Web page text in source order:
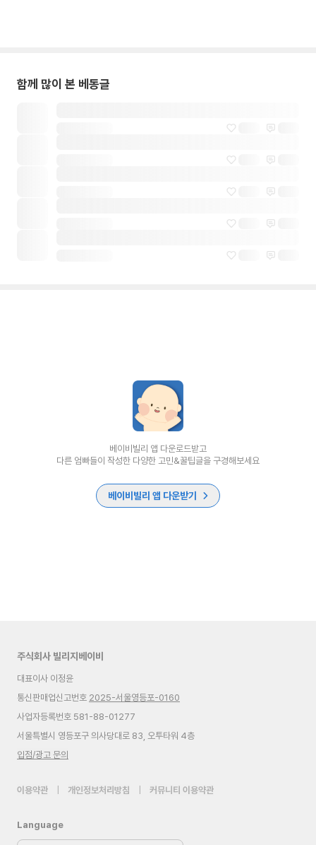
함께 많이 본 베동글
베이비빌리 앱 다운로드받고
다른 엄빠들이 작성한 다양한 고민&꿀팁글을 구경해보세요
베이비빌리 앱 다운받기
주식회사 빌리지베이비
대표이사 이정윤
통신판매업신고번호 2025-서울영등포-0160
사업자등록번호 581-88-01277
서울특별시 영등포구 의사당대로 83, 오투타워 4층
입점/광고 문의
이용약관 개인정보처리방침 커뮤니티 이용약관
Language